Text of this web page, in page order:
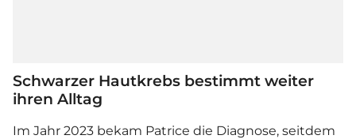
Schwarzer Hautkrebs bestimmt weiter
ihren Alltag
Im Jahr 2023 bekam Patrice die Diagnose, seitdem